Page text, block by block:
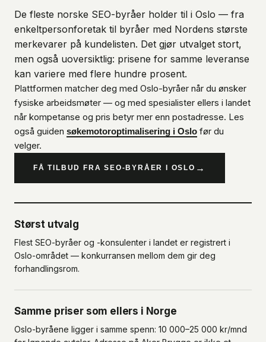
De fleste norske SEO-byråer holder til i Oslo — fra
enkeltpersonforetak til byråer med Nordens største
merkevarer på kundelisten. Det gjør utvalget stort,
men også uoversiktlig: prisene for samme leveranse
kan variere med flere hundre prosent.
Plattformen matcher deg med Oslo-byråer når du ønsker
fysiske arbeidsmøter — og med spesialister ellers i landet
når kompetanse og pris betyr mer enn postadresse. Les
også guiden søkemotoroptimalisering i Oslo før du
velger.
FÅ TILBUD FRA SEO-BYRÅER I OSLO →
Størst utvalg
Flest SEO-byråer og -konsulenter i landet er registrert i
Oslo-området — konkurransen mellom dem gir deg
forhandlingsrom.
Samme priser som ellers i Norge
Oslo-byråene ligger i samme spenn: 10 000–25 000 kr/mnd